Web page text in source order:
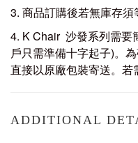
3. 商品訂購後若無庫存須
4. K Chair 沙發系列需要
戶只需準備十字起子)。
直接以原廠包裝寄送。若
ADDITIONAL